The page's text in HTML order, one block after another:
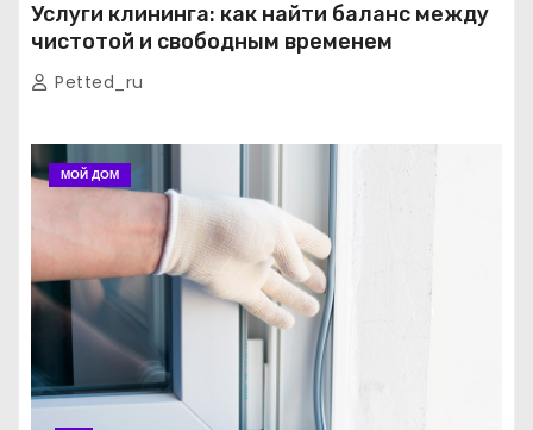
Услуги клининга: как найти баланс между
чистотой и свободным временем
Petted_ru
МОЙ ДОМ